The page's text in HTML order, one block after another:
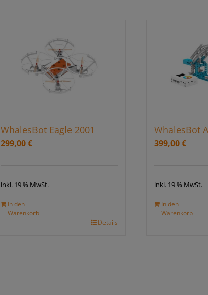
WhalesBot Eagle 2001
299,00€
inkl. 19 % MwSt.
In den
Warenkorb
Details
WhalesBot
399,00€
inkl. 19 % MwSt.
In den
Warenkorb